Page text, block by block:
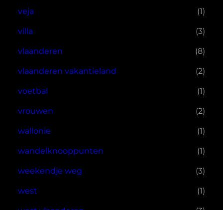
veja (1)
villa (3)
vlaanderen (8)
vlaanderen vakantieland (2)
voetbal (1)
vrouwen (2)
wallonie (1)
wandelknooppunten (1)
weekendje weg (3)
west (1)